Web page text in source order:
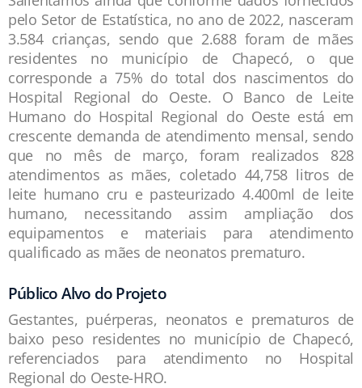
pelo Setor de Estatística, no ano de 2022, nasceram
3.584 crianças, sendo que 2.688 foram de mães
residentes no município de Chapecó, o que
corresponde a 75% do total dos nascimentos do
Hospital Regional do Oeste. O Banco de Leite
Humano do Hospital Regional do Oeste está em
crescente demanda de atendimento mensal, sendo
que no mês de março, foram realizados 828
atendimentos as mães, coletado 44,758 litros de
leite humano cru e pasteurizado 4.400ml de leite
humano, necessitando assim ampliação dos
equipamentos e materiais para atendimento
qualificado as mães de neonatos prematuro.
Público Alvo do Projeto
Gestantes, puérperas, neonatos e prematuros de
baixo peso residentes no município de Chapecó,
referenciados para atendimento no Hospital
Regional do Oeste-HRO.